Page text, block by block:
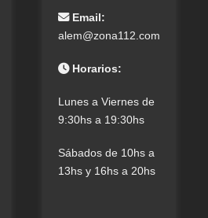
Email:
alem@zona112.com
Horarios:
Lunes a Viernes de
9:30hs a 19:30hs
Sábados de 10hs a
13hs y 16hs a 20hs